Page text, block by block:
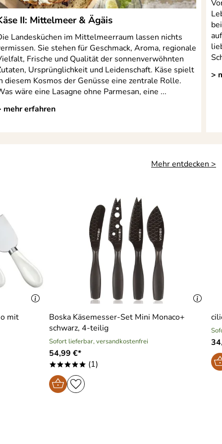
II: Mittelmeer & Ägäis
Landesküchen im Mittelmeerraum lassen nichts
Sie stehen für Geschmack, Aroma, regionale
Frische und Qualität der sonnenverwöhnten
Ursprünglichkeit und Leidenschaft. Käse spielt
diesem Kosmos der Genüsse eine zentrale Rolle.
wäre eine Lasagne ohne Parmesan, eine ...
mehr erfahren
>
Mehr entdecken >
mit
Boska Käsemesser-Set Mini Monaco+
schwarz, 4-teilig
Sofort lieferbar, versandkostenfrei
54,99 €*
***** (1)